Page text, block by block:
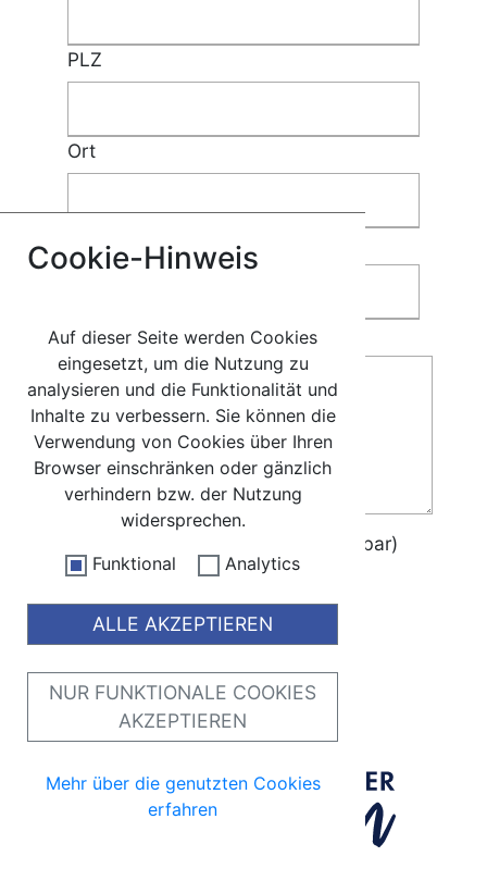
PLZ
Ort
Telefon
Nachricht
0 / 10000 (10000 Zeichen verfügbar)
Abschicken
Cookie-Hinweis
Auf dieser Seite werden Cookies
eingesetzt, um die Nutzung zu
analysieren und die Funktionalität und
Inhalte zu verbessern. Sie können die
Verwendung von Cookies über Ihren
Browser einschränken oder gänzlich
verhindern bzw. der Nutzung
widersprechen.
Funktional
Analytics
ALLE AKZEPTIEREN
NUR FUNKTIONALE COOKIES
AKZEPTIEREN
Mehr über die genutzten Cookies
erfahren